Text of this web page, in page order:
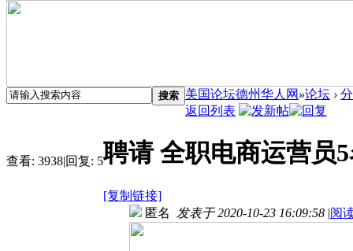
搜索 美国论坛德州华人网 »论坛 ›
返回列表
查看: 3938|回复: 5聘请 全职电商运营员
[复制链接]
匿名 发表于 2020-10-23 16:09:58 |阅